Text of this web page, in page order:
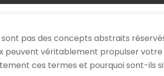
pas des concepts abstraits
peuvent véritablement propulser
ces termes et pourquoi sont-ils